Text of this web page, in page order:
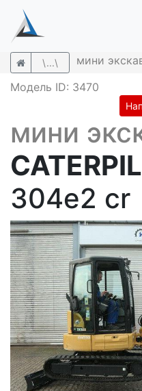
\...\
мини
Модель ID: 3470
мини
304e2 cr